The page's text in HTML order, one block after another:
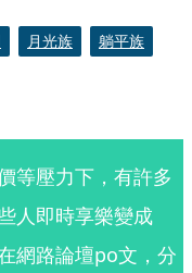
月光族
躺平族
等壓力下，有許多
人即時享樂變成
網路論壇po文，分